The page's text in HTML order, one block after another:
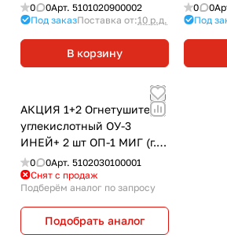
0 0Арт. 5101020900002
Под заказПоставка от:10 р.д.
В корзину
0 0
Под
АКЦИЯ 1+2 Огнетушитель
углекислотный ОУ-3
ИНЕЙ+ 2 шт ОП-1 МИГ (г.
Витебск)
0 0Арт. 5102030100001
Снят с продаж
Подберём аналог по запросу
Подобрать аналог